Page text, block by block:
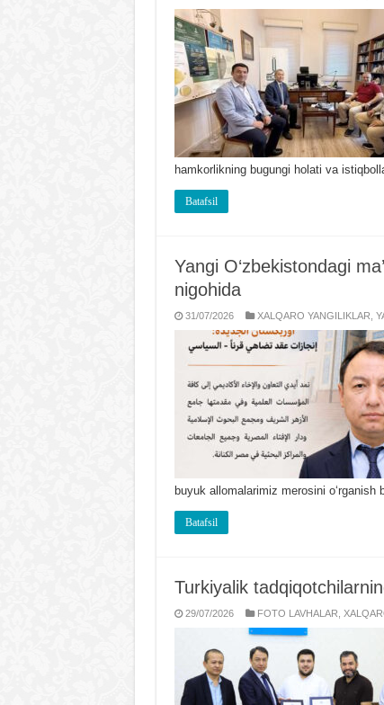
hamkorlikning bugungi holati va
Batafsil
Yangi O‘zbekistondagi
nigohida
31/07/2026 XALQARO YANGILIKLAR,
buyuk allomalarimiz merosini
Batafsil
Turkiyalik
29/07/2026 FOTO LAVHALAR,